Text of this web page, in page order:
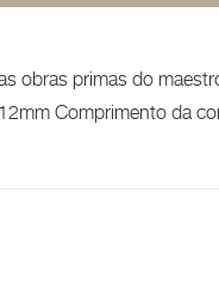
obras primas do
Comprimento da